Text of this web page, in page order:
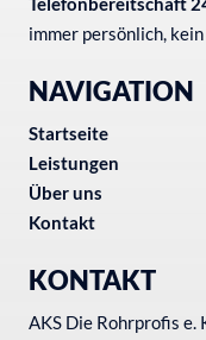
immer persönlich,
NAVIGATION
Startseite
Leistungen
Über uns
Kontakt
KONTAKT
AKS Die Rohrprofis e.